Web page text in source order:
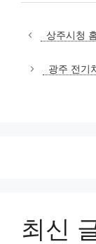
상주시청
광주 전기
최신